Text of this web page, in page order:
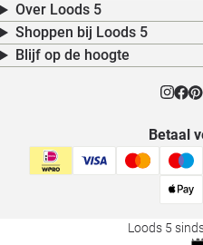
Over Loods 5
Shoppen bij Loods 5
Blijf op de hoogte
Betaal
Loods 5